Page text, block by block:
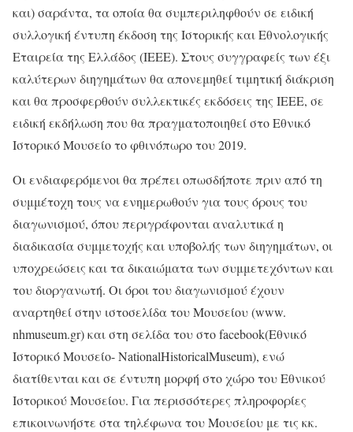
και) σαράντα, τα οποία θα συμπεριληφθούν σε ειδική
συλλογική έντυπη έκδοση της Ιστορικής και Εθνολογικής
Εταιρεία της Ελλάδος (IEEE). Στους συγγραφείς των έξι
καλύτερων διηγημάτων θα απονεμηθεί τιμητική διάκριση
και θα προσφερθούν συλλεκτικές εκδόσεις της ΙΕΕΕ, σε
ειδική εκδήλωση που θα πραγματοποιηθεί στο Εθνικό
Ιστορικό Μουσείο το φθινόπωρο του 2019.
Οι ενδιαφερόμενοι θα πρέπει οπωσδήποτε πριν από τη
συμμέτοχη τους να ενημερωθούν για τους όρους του
διαγωνισμού, όπου περιγράφονται αναλυτικά η
διαδικασία συμμετοχής και υποβολής των διηγημάτων, οι
υποχρεώσεις και τα δικαιώματα των συμμετεχόντων και
του διοργανωτή. Οι όροι του διαγωνισμού έχουν
αναρτηθεί στην ιστοσελίδα του Μουσείου (www.
nhmuseum.gr) και στη σελίδα του στο facebook(Εθνικό
Ιστορικό Μουσείο- NationalHistoricalMuseum), ενώ
διατίθενται και σε έντυπη μορφή στο χώρο του Εθνικού
Ιστορικού Μουσείου. Για περισσότερες πληροφορίες
επικοινωνήστε στα τηλέφωνα του Μουσείου με τις κκ.